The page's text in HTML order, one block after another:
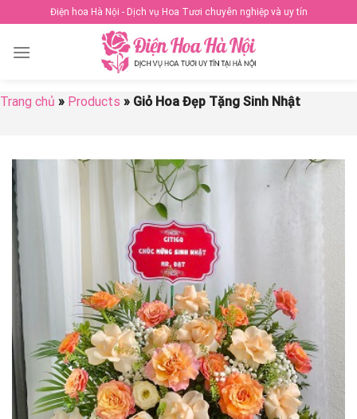
to
content
Điện hoa Hà Nội - Dịch vụ Hoa Tươi chuyên nghiệp và uy tín
Trang chủ » Products » Giỏ Hoa Đẹp Tặng Sinh Nhật